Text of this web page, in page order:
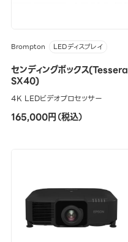
Brompton LEDディスプレイ
センディングボックス(Tessera
SX40)
4K LEDビデオプロセッサー
165,000円（税込）